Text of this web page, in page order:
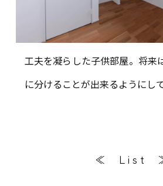
工夫を凝らした子供部屋。将来
に分けることが出来るようにし
≪ L i s t